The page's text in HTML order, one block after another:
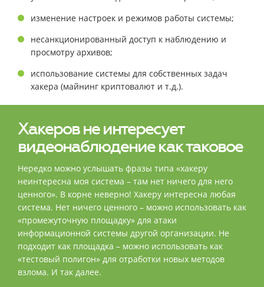
изменение настроек и режимов работы системы;
несанкционированный доступ к наблюдению и
просмотру архивов;
использование системы для собственных задач
хакера (майнинг криптовалют и т.д.).
Хакеров не интересует
видеонаблюдение как таковое
Нередко можно услышать фразы типа «хакеру
неинтересна моя система – там нет ничего для него
ценного». В корне неверно! Хакеру интересна любая
система. Нет ничего ценного – можно использовать как
«промежуточную площадку» для атаки
информационной системы другой организации. Не
подходит как площадка – можно использовать как
«тестовый полигон» для отработки новых методов
взлома. И так далее.